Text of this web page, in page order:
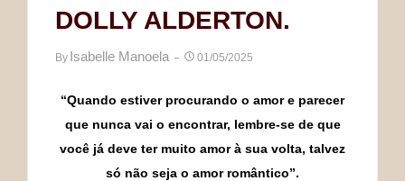
DOLLY ALDERTON.
By Isabelle Manoela 01/05/2025
“Quando estiver procurando o amor e parecer
que nunca vai o encontrar, lembre-se de que
você já deve ter muito amor à sua volta, talvez
só não seja o amor romântico”.